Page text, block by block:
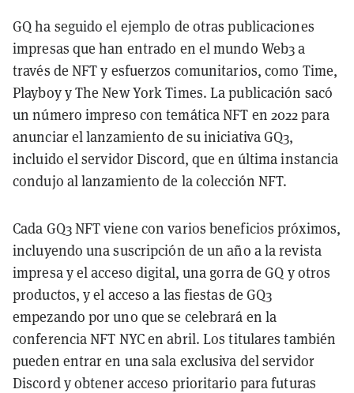
GQ ha seguido el ejemplo de otras publicaciones
impresas que han entrado en el mundo Web3 a
través de NFT y esfuerzos comunitarios, como Time,
Playboy y The New York Times. La publicación sacó
un número impreso con temática NFT en 2022 para
anunciar el lanzamiento de su iniciativa GQ3,
incluido el servidor Discord, que en última instancia
condujo al lanzamiento de la colección NFT.
Cada GQ3 NFT viene con varios beneficios próximos,
incluyendo una suscripción de un año a la revista
impresa y el acceso digital, una gorra de GQ y otros
productos, y el acceso a las fiestas de GQ3
empezando por uno que se celebrará en la
conferencia NFT NYC en abril. Los titulares también
pueden entrar en una sala exclusiva del servidor
Discord y obtener acceso prioritario para futuras